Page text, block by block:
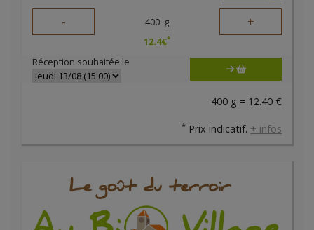
- 400 g +
12.4€*
Réception souhaitée le
400 g = 12.40 €
* Prix indicatif. + infos